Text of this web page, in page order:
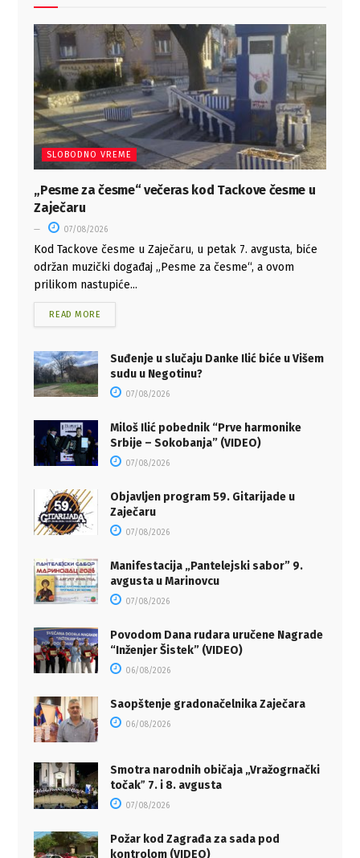
SLOBODNO VREME
„Pesme za česme“ večeras kod Tackove česme u
Zaječaru
07/08/2026
Kod Tackove česme u Zaječaru, u petak 7. avgusta, biće
održan muzički događaj „Pesme za česme“, a ovom
prilikom nastupiće...
READ MORE
Suđenje u slučaju Danke Ilić biće u Višem
sudu u Negotinu?
07/08/2026
Miloš Ilić pobednik “Prve harmonike
Srbije – Sokobanja” (VIDEO)
07/08/2026
Objavljen program 59. Gitarijade u
Zaječaru
07/08/2026
Manifestacija „Pantelejski sabor” 9.
avgusta u Marinovcu
07/08/2026
Povodom Dana rudara uručene Nagrade
“Inženjer Šistek” (VIDEO)
06/08/2026
Saopštenje gradonačelnika Zaječara
06/08/2026
Smotra narodnih običaja „Vražogrnački
točakˮ 7. i 8. avgusta
07/08/2026
Požar kod Zagrađa za sada pod
kontrolom (VIDEO)